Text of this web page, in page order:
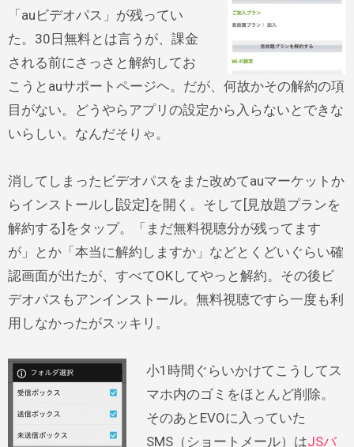
「auビデオパス」が残ってい
た。30日無料とは言うが、課金
される前にさっさと解約してお
こうとauサポートページヘ。だが、何故かその解約の項
目がない。どうやらアプリの設定から入らないとできな
いらしい。なんだそりゃ。
消してしまったビデオパスをまた改めてauマーケットか
らインストールし[設定]を開く。そして[見放題プランを
解約する]をタップ。「まだ無料視聴分が残ってます
が」とか「本当に解約しますか」などとくどいぐらい確
認画面が出たが、すべてOKしてやっと解約。その後ビ
デオパスもアンインストール。無料視聴ですら一度も利
用しなかったがスッキリ。
小1時間ぐらいかけてこうしてス
マホ内のゴミをほとんど削除。
そのあとEVOに入っていた
SMS（ショートメール）はJSバ